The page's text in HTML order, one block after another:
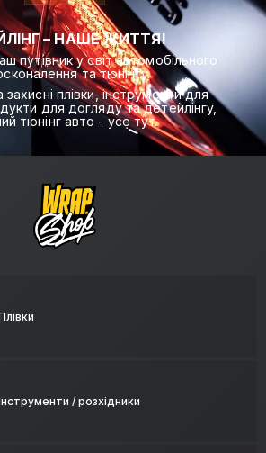
– НАШЕ ЖИТТЯ!
путівник у світ автомобільного
та тюнінгу.
захисні плівки, інструменти для
для догляду та детейлінгу,
тюнінг авто - усе тут.
/ розхідники